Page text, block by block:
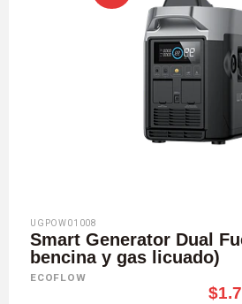
UGPOW01008
Smart Generator Dual
bencina y gas licuado)
ECOFLOW